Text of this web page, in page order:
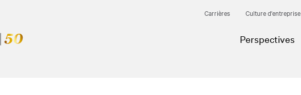
Carrières Culture d'entreprise
Perspectives